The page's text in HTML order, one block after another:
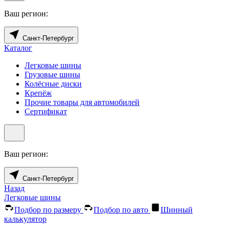
Ваш регион:
Санкт-Петербург
Каталог
Легковые шины
Грузовые шины
Колёсные диски
Крепёж
Прочие товары для автомобилей
Сертификат
Ваш регион:
Санкт-Петербург
Назад
Легковые шины
Подбор по размеру
Подбор по авто
Шинный
калькулятор